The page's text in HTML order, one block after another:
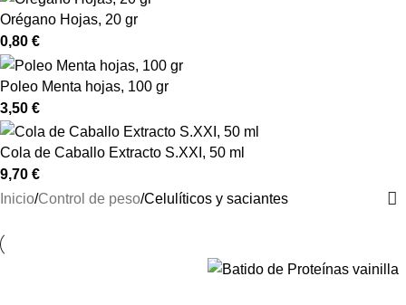
Orégano Hojas, 20 gr
0,80 €
Poleo Menta hojas, 100 gr
3,50 €
Cola de Caballo Extracto S.XXI, 50 ml
9,70 €
Inicio Control de peso Celulíticos y saciantes